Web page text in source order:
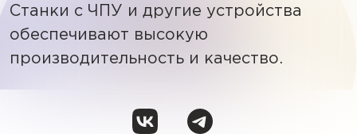
Станки с ЧПУ и другие устройства
обеспечивают высокую
производительность и качество.